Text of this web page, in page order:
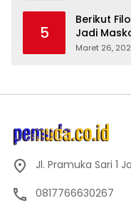
5
Berikut
Jadi
Maret 26,
Jl. Pramuka Sari 1
0817766630267